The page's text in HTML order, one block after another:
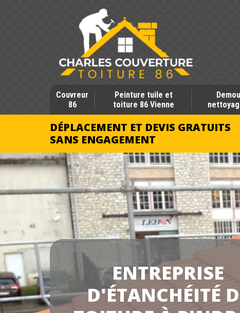
Couvreur
86
Peinture tuile et
toiture 86 Vienne
DÉPLACEMENT ET DEVIS GRATUITS
SANS ENGAGEMENT
ENTREPRISE
D'ÉTANCHÉITÉ